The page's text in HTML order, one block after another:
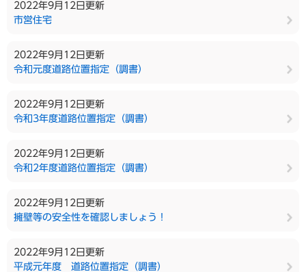
2022年9月12日更新
市営住宅
2022年9月12日更新
令和元度道路位置指定（調書）
2022年9月12日更新
令和3年度道路位置指定（調書）
2022年9月12日更新
令和2年度道路位置指定（調書）
2022年9月12日更新
擁壁等の安全性を確認しましょう！
2022年9月12日更新
平成元年度 道路位置指定（調書）